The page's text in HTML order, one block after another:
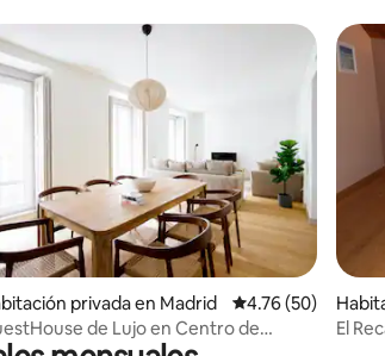
4.58 de 5, 36 reseñas
privada en Madrid Calificación
4.76 (50)
de Lujo en Centro de
El